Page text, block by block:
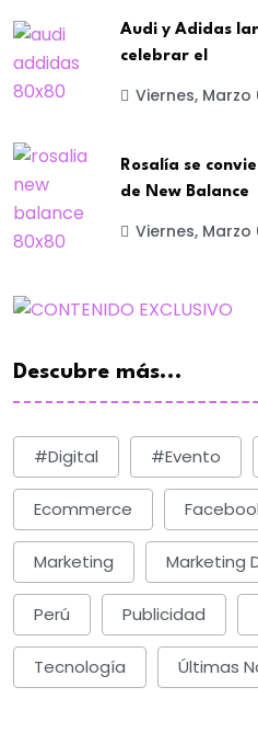
Audi y Adidas
celebrar el
Viernes, Marzo
Rosalía se
de New Balance
Viernes, Marzo
Descubre más...
#digital #evento
Ecommerce
Marketing Marketing
Perú Publicidad
Tecnología Últimas